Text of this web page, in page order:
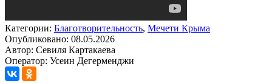
Категории: Благотворительность, Мечети Крыма
Опубликовано: 08.05.2026
Автор: Севиля Картакаева
Оператор: Усеин Дегерменджи